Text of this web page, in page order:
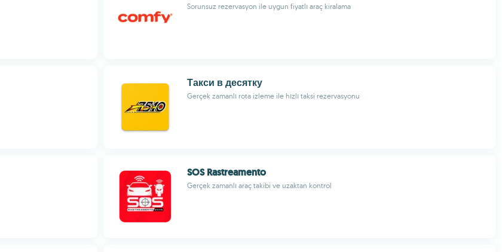
Sorunsuz rezervasyon ile uygun fiyatlı araç kiralama
Такси в десятку
Gerçek zamanlı rota izleme ile hızlı taksi rezervasyonu
SOS Rastreamento
Gerçek zamanlı araç takibi ve uzaktan kontrol